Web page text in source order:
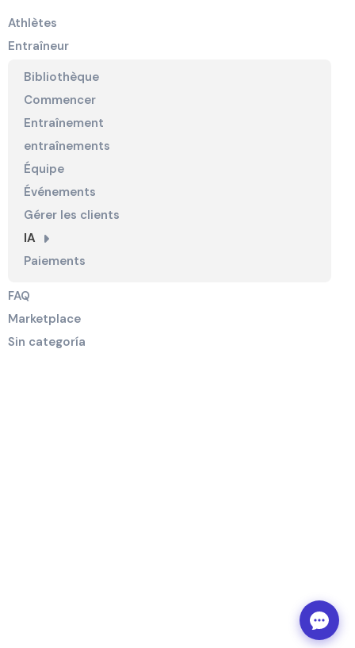
Athlètes
Entraîneur
Bibliothèque
Commencer
Entraînement
entraînements
Équipe
Événements
Gérer les clients
IA
Paiements
FAQ
Marketplace
Sin categoría